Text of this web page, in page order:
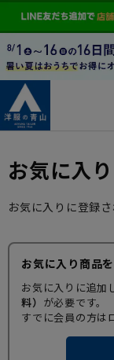
お気に入り
お気に入りに登録
お気に入り商品
お気に入りに追加
料） が必要です。
すでに会員の方は